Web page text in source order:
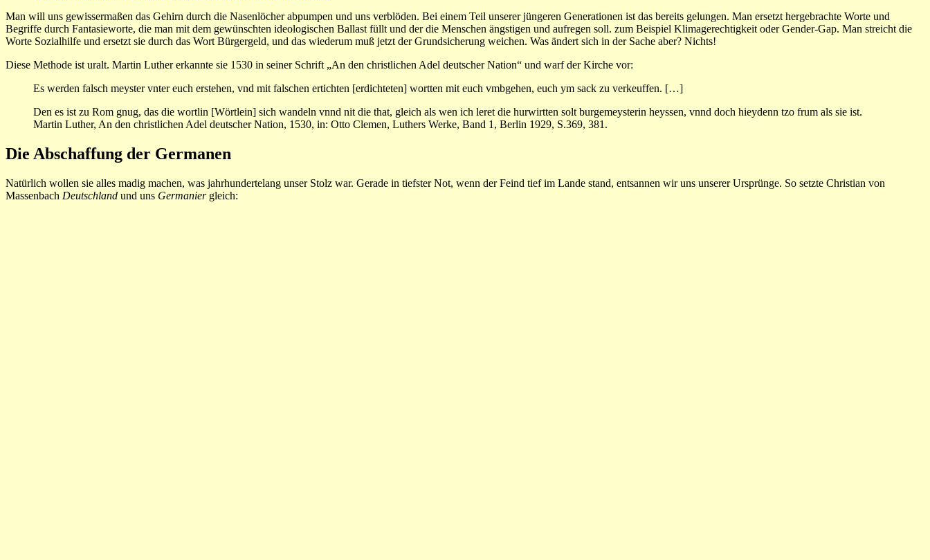
Man will uns gewissermaßen das Gehirn durch die Nasenlöcher abpumpen und uns verblöden. Bei einem Teil unserer jüngeren Generationen ist das bereits gelungen. Man ersetzt hergebrachte Worte und
Begriffe durch Fantasieworte, die man mit dem gewünschten ideologischen Ballast füllt und der die Menschen ängstigen und aufregen soll. zum Beispiel Klimagerechtigkeit oder Gender-Gap. Man streicht die
Worte Sozialhilfe und ersetzt sie durch das Wort Bürgergeld, und das wiederum muß jetzt der Grundsicherung weichen. Was ändert sich in der Sache aber? Nichts!
Diese Methode ist uralt. Martin Luther erkannte sie 1530 in seiner Schrift „An den christlichen Adel deutscher Nation“ und warf der Kirche vor:
Es werden falsch meyster vnter euch erstehen, vnd mit falschen ertichten [erdichteten] wortten mit euch vmbgehen, euch ym sack zu verkeuffen. […]
Den es ist zu Rom gnug, das die wortlin [Wörtlein] sich wandeln vnnd nit die that, gleich als wen ich leret die hurwirtten solt burgemeysterin heyssen, vnnd doch hieydenn tzo frum als sie ist.
Martin Luther, An den christlichen Adel deutscher Nation, 1530, in: Otto Clemen, Luthers Werke, Band 1, Berlin 1929, S.369, 381.
Die Abschaffung der Germanen
Natürlich wollen sie alles madig machen, was jahrhundertelang unser Stolz war. Gerade in tiefster Not, wenn der Feind tief im Lande stand, entsannen wir uns unserer Ursprünge. So setzte Christian von
Massenbach Deutschland und uns Germanier gleich: